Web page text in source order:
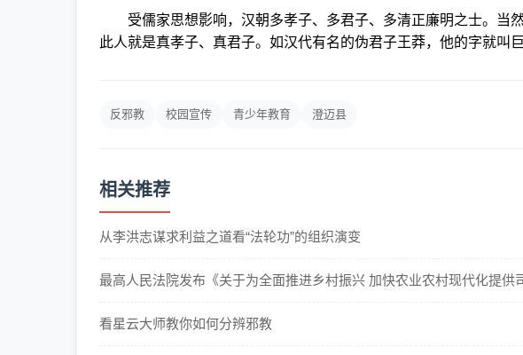
受儒家思想影响，汉朝多孝子、多君子、多清正廉明之士。当
此人就是真孝子、真君子。如汉代有名的伪君子王莽，他的字就叫
反邪教 校园宣传 青少年教育 澄迈县
相关推荐
从李洪志谋求利益之道看“法轮功”的组织演变
最高人民法院发布《关于为全面推进乡村振兴 加快农业农村现代化提供
看星云大师教你如何分辨邪教